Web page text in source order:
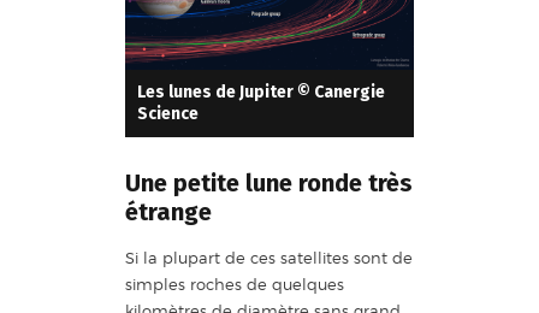
Les lunes de Jupiter © Canergie
Science
Une petite lune ronde très
étrange
Si la plupart de ces satellites sont de
simples roches de quelques